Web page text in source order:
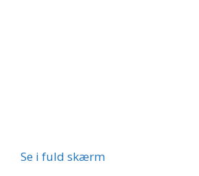
Se i fuld skærm